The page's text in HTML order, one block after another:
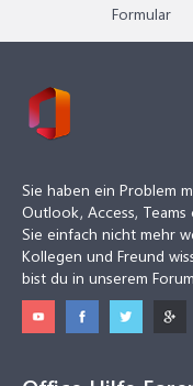
Formular
Sie haben ein Problem
Outlook, Access,
Sie einfach nicht mehr
Kollegen und Freund
bist du in unserem